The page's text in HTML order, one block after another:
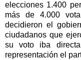
elecciones 1.400
más de 4.000
decidieron el
ciudadanos que
su voto iba
representación el